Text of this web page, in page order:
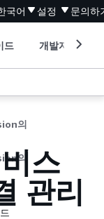
국어 설정 문의하
드 개발자 도구
의
의 스
관리